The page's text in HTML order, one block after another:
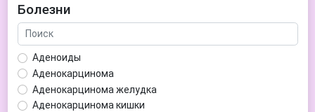
Болезни
Аденоиды
Аденокарцинома
Аденокарцинома желудка
Аденокарцинома кишки